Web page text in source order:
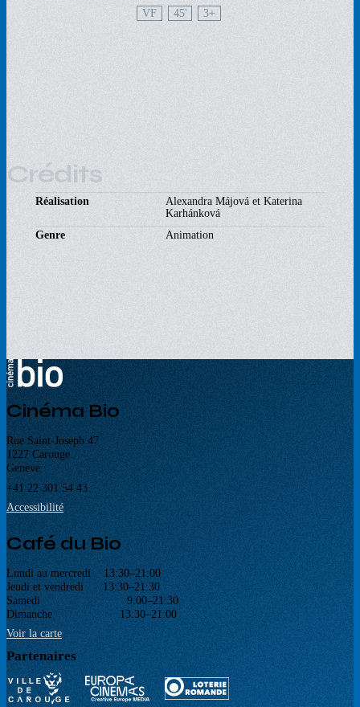
VF 45' 3
Crédits
Réalisation
Alexandra Májová et Katerina
Karhánková
Genre
Animation
Cinéma Bio
Rue Saint-Joseph 47
1227 Carouge
Genève
+41 22 301 54 43
Accessibilité
Café du Bio
Lundi au mercredi 13:30–21:00
Jeudi et vendredi 13:30–21:30
Samedi 9:00–21:30
Dimanche 13:30–21:00
Voir la carte
Partenaires